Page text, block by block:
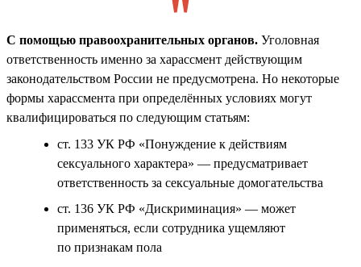
С помощью правоохранительных органов. Уголовная
ответственность именно за харассмент действующим
законодательством России не предусмотрена. Но некоторые
формы харассмента при определённых условиях могут
квалифицироваться по следующим статьям:
ст. 133 УК РФ «Понуждение к действиям
сексуального характера» — предусматривает
ответственность за сексуальные домогательства
ст. 136 УК РФ «Дискриминация» — может
применяться, если сотрудника ущемляют
по признакам пола